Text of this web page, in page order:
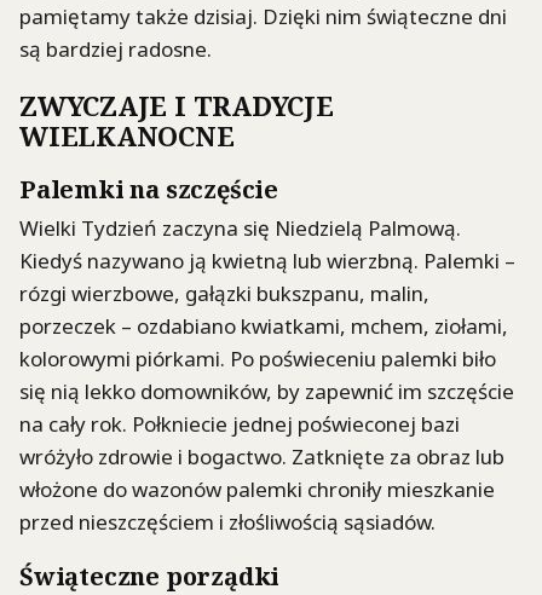
pamiętamy także dzisiaj. Dzięki nim świąteczne dni
są bardziej radosne.
ZWYCZAJE I TRADYCJE
WIELKANOCNE
Palemki na szczęście
Wielki Tydzień zaczyna się Niedzielą Palmową.
Kiedyś nazywano ją kwietną lub wierzbną. Palemki –
rózgi wierzbowe, gałązki bukszpanu, malin,
porzeczek – ozdabiano kwiatkami, mchem, ziołami,
kolorowymi piórkami. Po poświeceniu palemki biło
się nią lekko domowników, by zapewnić im szczęście
na cały rok. Połkniecie jednej poświeconej bazi
wróżyło zdrowie i bogactwo. Zatknięte za obraz lub
włożone do wazonów palemki chroniły mieszkanie
przed nieszczęściem i złośliwością sąsiadów.
Świąteczne porządki